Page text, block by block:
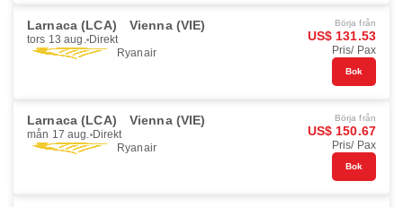
Larnaca (LCA) Vienna (VIE)
tors 13 aug. Direkt
Ryanair
Börja från
US$ 131.53
Pris/ Pax
Bok
Larnaca (LCA) Vienna (VIE)
mån 17 aug. Direkt
Ryanair
Börja från
US$ 150.67
Pris/ Pax
Bok